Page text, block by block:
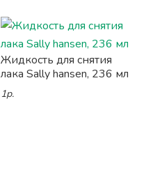
Жидкость для снятия
лака Sally hansen, 236 мл
1р.